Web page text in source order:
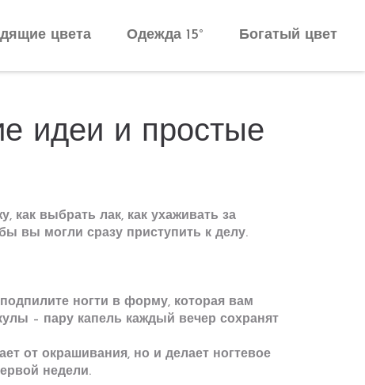
цвета Одежда 15° Богатый цвет
идеи и простые
как выбрать лак, как ухаживать за
вы могли сразу приступить к делу.
ногти в форму, которая вам
– пару капель каждый вечер сохранят
от окрашивания, но и делает ногтевое
недели.